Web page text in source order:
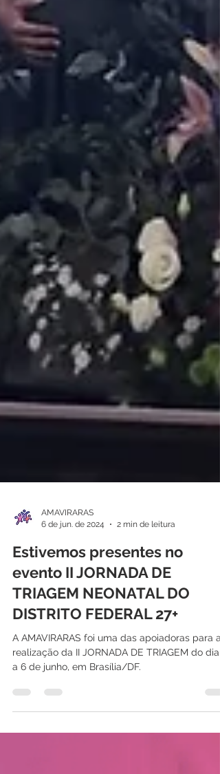
6 de jun. de 2024
2 min de leitura
Estivemos presentes no
evento II JORNADA DE
TRIAGEM NEONATAL DO
DISTRITO FEDERAL 27+
A AMAVIRARAS foi uma das apoiadoras para a
a 6 de junho, em Brasília/DF.